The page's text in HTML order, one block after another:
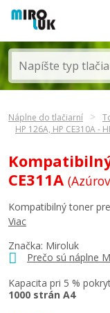
Náplne do tlačiarní
HP 126A, HP CE310A -
CE311A
Značka: Miroluk
Prečo sú náplne
Kapacita pri 5 %
1000 strán A4
Kompatibilný toner
Viac